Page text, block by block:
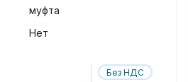
муфта
Нет
Без НДС